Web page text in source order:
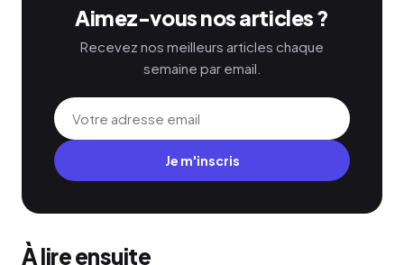
Aimez-vous nos articles ?
Recevez nos meilleurs articles chaque
semaine par email.
Je m'inscris
À lire ensuite